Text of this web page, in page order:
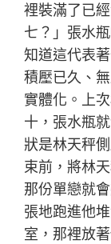
裡裝滿了已
七？」張水
知道這代表
積壓已久、
實體化。上
十，張水瓶
狀是林天秤
束前，將林
那份單戀就
張地跑進他
室，那裡放